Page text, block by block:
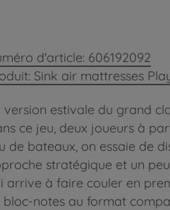
d'article: 606192092
Sink air mattresses
version estivale du grand
ce jeu, deux joueurs à
de bateaux, on essaie de
stratégique et un
arrive à faire couler en
bloc-notes au format